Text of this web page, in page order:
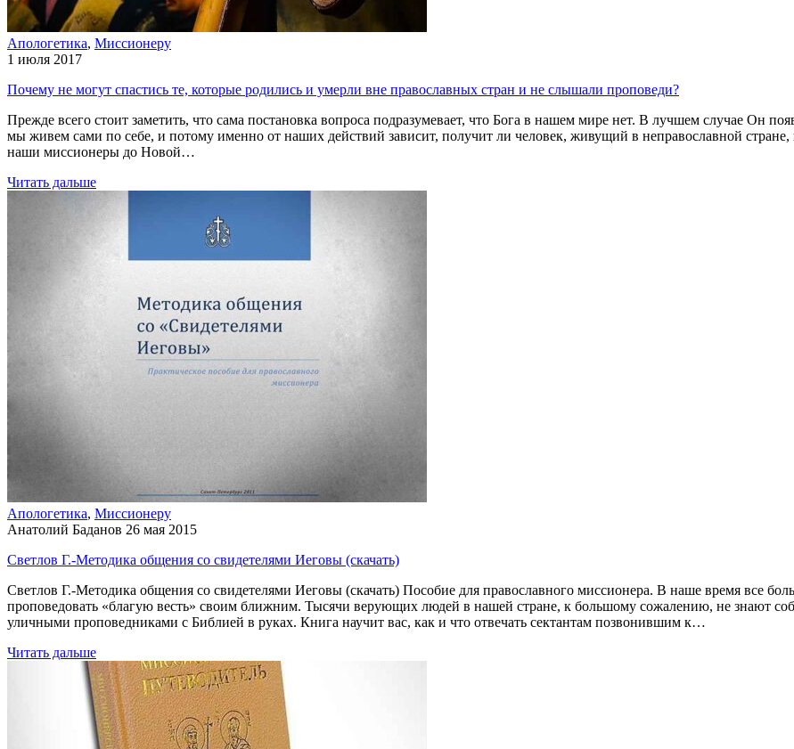
Апологетика, Миссионеру
1 июля 2017
Почему не могут спастись те, которые родились и умерли вне православных стран и не слышали проповеди?
Прежде всего стоит заметить, что сама постановка вопроса подразумевает, что Бога в нашем мире нет. В лучшем случае Он
мы живем сами по себе, и потому именно от наших действий зависит, получит ли человек, живущий в неправославной
наши миссионеры до Новой…
Читать дальше
Апологетика, Миссионеру
Анатолий Баданов 26 мая 2015
Светлов Г.-Методика общения со свидетелями Иеговы (скачать)
Светлов Г.-Методика общения со свидетелями Иеговы (скачать) Пособие для православного миссионера. В наше время все
проповедовать «благую весть» своим ближним. Тысячи верующих людей в нашей стране, к большому сожалению, не знают
уличными проповедниками с Библией в руках. Книга научит вас, как и что отвечать сектантам позвонившим к…
Читать дальше